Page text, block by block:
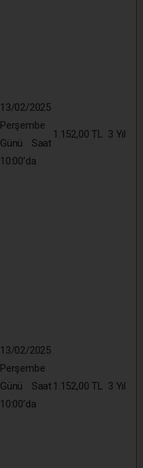
13/02/2025
Perşembe
Günü Saat
10:00’da
1.152,00 TL 3 Yıl
13/02/2025
Perşembe
Günü Saat
10:00’da
1.152,00 TL 3 Yıl